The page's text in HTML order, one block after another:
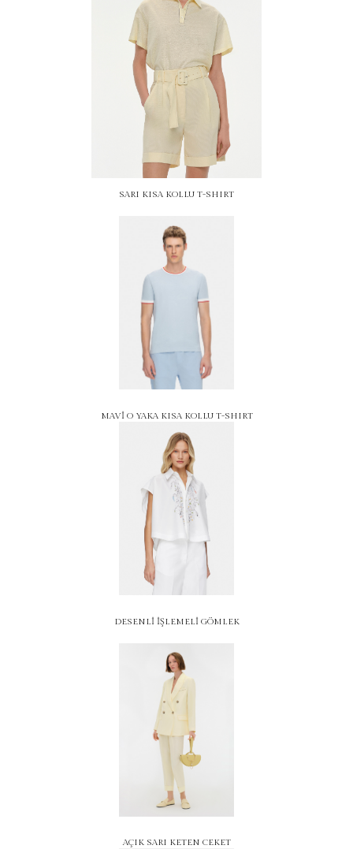
SARI KISA KOLLU T-SHIRT
MAVİ O YAKA KISA KOLLU T-SHIRT
DESENLİ İŞLEMELİ GÖMLEK
AÇIK SARI KETEN CEKET